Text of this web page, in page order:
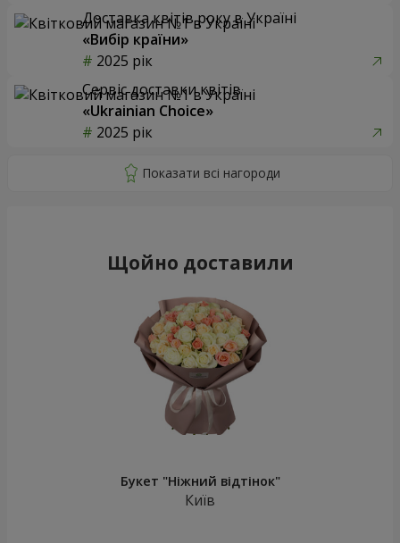
Доставка квітів року в Україні
«Вибір країни»
2025 рік
Сервіс доставки квітів
«Ukrainian Choice»
2025 рік
Щойно доставили
Букет "Ніжний відтінок"
Київ